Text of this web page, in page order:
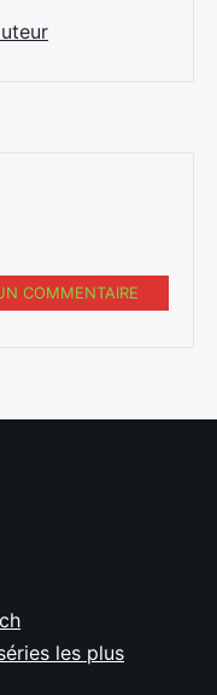
COMMENTAIRE
les plus